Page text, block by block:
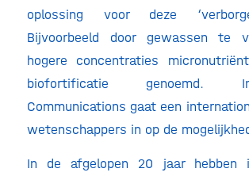
oplossing voor deze
Bijvoorbeeld door gewassen te
hogere concentraties
biofortificatie genoemd.
Communications gaat een
wetenschappers in op de
In de afgelopen 20 jaar hebben